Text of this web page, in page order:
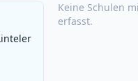
Keine Schulen
erfasst.